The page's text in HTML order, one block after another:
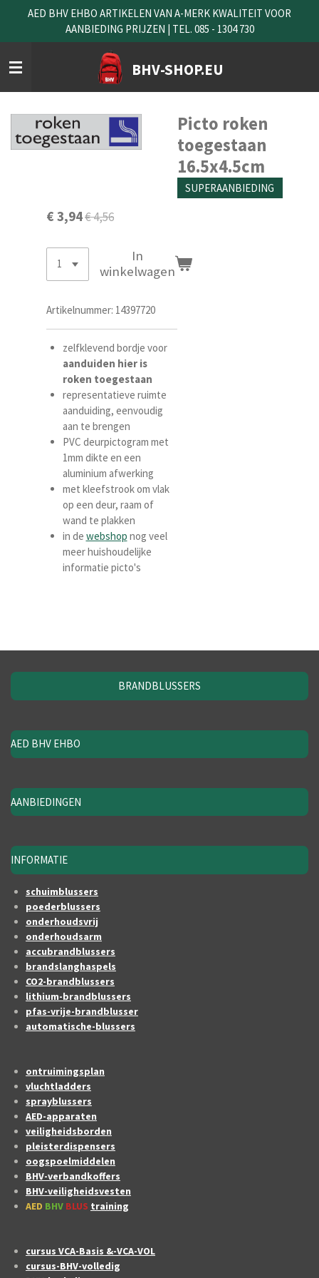
naar
de
hoofdinhoud
BHV-SHOP.EU
AED BHV EHBO ARTIKELEN VAN A-MERK KWALITEIT VOOR
AANBIEDING PRIJZEN | TEL. 085 - 1304 730
Picto roken
toegestaan
16.5x4.5cm
SUPERAANBIEDING
€ 3,94€ 4,56
In
winkelwagen
Artikelnummer: 14397720
zelfklevend bordje voor
aanduiden hier is
roken toegestaan
representatieve ruimte
aanduiding, eenvoudig
aan te brengen
PVC deurpictogram met
1mm dikte en een
aluminium afwerking
met kleefstrook om vlak
op een deur, raam of
wand te plakken
in de webshop nog veel
meer huishoudelijke
informatie picto's
BRANDBLUSSERS
AED BHV EHBO
AANBIEDINGEN
INFORMATIE
schuimblussers
poederblussers
onderhoudsvrij
onderhoudsarm
accubrandblussers
brandslanghaspels
CO2-brandblussers
lithium-brandblussers
pfas-vrije-brandblusser
automatische-blussers
ontruimingsplan
vluchtladders
sprayblussers
AED-apparaten
veiligheidsborden
pleisterdispensers
oogspoelmiddelen
BHV-verbandkoffers
BHV-veiligheidsvesten
AED BHV BLUS training
cursus VCA-Basis &-VCA-VOL
cursus-BHV-volledig